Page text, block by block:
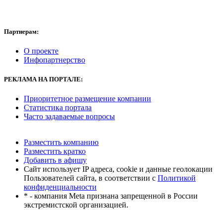
Партнерам:
О проекте
Инфопартнерство
РЕКЛАМАНА ПОРТАЛЕ:
Приоритетное размещение компании
Статистика портала
Часто задаваемые вопросы
Разместить компанию
Разместить кратко
Добавить в афишу
Сайт использует IP адреса, cookie и данные геолокации
Пользователей сайта, в соответствии с Политикой
конфиденциальности
* - компания Meta признана запрещенной в России
экстремистской организацией.